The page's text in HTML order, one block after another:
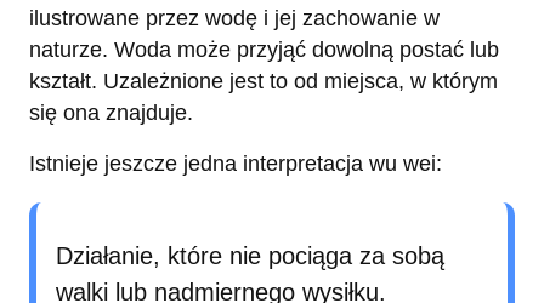
ilustrowane przez wodę i jej zachowanie w
naturze. Woda może przyjąć dowolną postać lub
kształt. Uzależnione jest to od miejsca, w którym
się ona znajduje.
Istnieje jeszcze jedna interpretacja wu wei:
Działanie, które nie pociąga za sobą
walki lub nadmiernego wysiłku.